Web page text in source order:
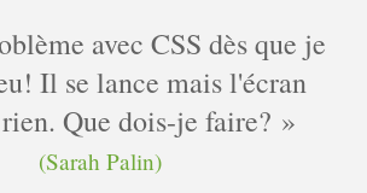
avec CSS dès que je
Il se lance mais l'écran
Que dois-je faire?
(Sarah Palin)